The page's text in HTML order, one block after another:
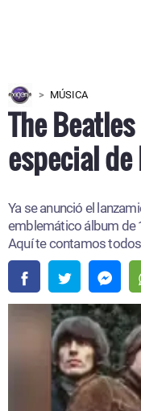
MÚSICA
The
especial
Ya se anunció el
emblemático álbum de
Aquí te contamos